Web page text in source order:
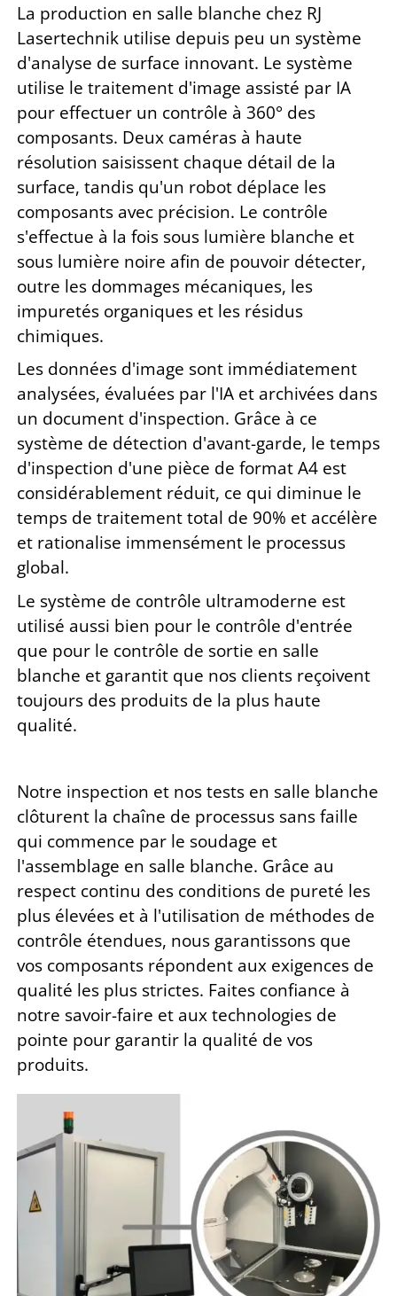
La production en salle blanche chez RJ
Lasertechnik utilise depuis peu un système
d'analyse de surface innovant. Le système
utilise le traitement d'image assisté par IA
pour effectuer un contrôle à 360° des
composants. Deux caméras à haute
résolution saisissent chaque détail de la
surface, tandis qu'un robot déplace les
composants avec précision. Le contrôle
s'effectue à la fois sous lumière blanche et
sous lumière noire afin de pouvoir détecter,
outre les dommages mécaniques, les
impuretés organiques et les résidus
chimiques.
Les données d'image sont immédiatement
analysées, évaluées par l'IA et archivées dans
un document d'inspection. Grâce à ce
système de détection d'avant-garde, le temps
d'inspection d'une pièce de format A4 est
considérablement réduit, ce qui diminue le
temps de traitement total de 90% et accélère
et rationalise immensément le processus
global.
Le système de contrôle ultramoderne est
utilisé aussi bien pour le contrôle d'entrée
que pour le contrôle de sortie en salle
blanche et garantit que nos clients reçoivent
toujours des produits de la plus haute
qualité.
Notre inspection et nos tests en salle blanche
clôturent la chaîne de processus sans faille
qui commence par le soudage et
l'assemblage en salle blanche. Grâce au
respect continu des conditions de pureté les
plus élevées et à l'utilisation de méthodes de
contrôle étendues, nous garantissons que
vos composants répondent aux exigences de
qualité les plus strictes. Faites confiance à
notre savoir-faire et aux technologies de
pointe pour garantir la qualité de vos
produits.